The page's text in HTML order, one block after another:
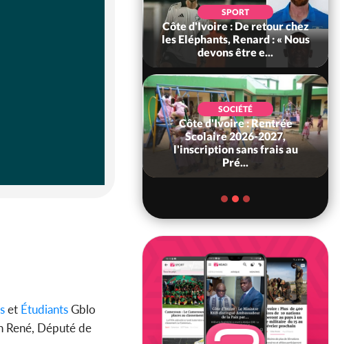
et ÉtudiantsGblo
René, Député de
SPORT
Côte d'Ivoire : De retour chez
les Eléphants, Renard : « Nous
devons être e...
SOCIÉTÉ
Côte d'Ivoire : Rentrée
Scolaire 2026-2027,
l'inscription sans frais au
Pré...